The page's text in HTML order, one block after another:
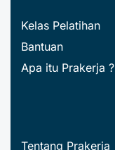
Kelas Pelatihan
Bantuan
Apa itu Prakerja ?
Tentang Prakerja